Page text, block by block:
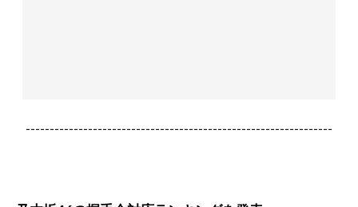
----------------------------------------------------------------